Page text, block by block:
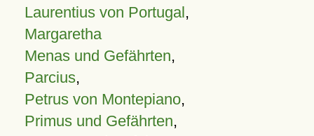
Laurentius von Portugal,
Margaretha
Menas und Gefährten,
Parcius,
Petrus von Montepiano,
Primus und Gefährten,